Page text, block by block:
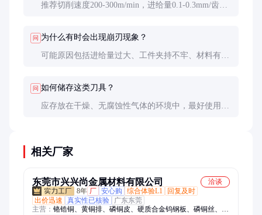
推荐切削速度200-300m/min，进给量0.1-0.3mm/齿。
问 为什么有时会出现崩刃现象？
可能原因包括进给量过大、工件夹持不牢、材料有硬
问 如何储存这类刀具？
应存放在干燥、无腐蚀性气体的环境中，最好使用原
相关厂家
东莞市兴兴尚金属材料有限公司
洽谈
8年 厂 安心购 综合体验L1
回复及时
出价迅速
真实性已核验
广东东莞
主营： 铬锆铜、黄铜排、磷铜皮、硬质合金钨钢板、磷铜丝、铍